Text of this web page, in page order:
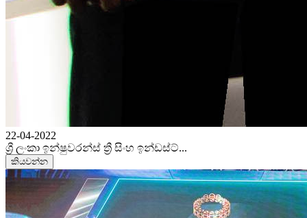
22-04-2022
ශ්‍රී ලංකා ඉන්ෂුවරන්ස් ත්‍රී සිංහ ඉන්ඩස්ට්‍...
කියවන්න